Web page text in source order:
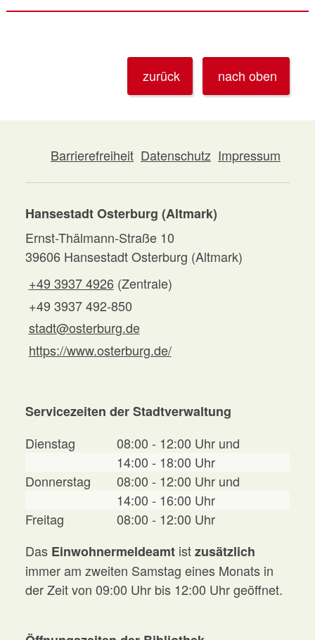
zurück nach oben
Barrierefreiheit Datenschutz Impressum
Hansestadt Osterburg (Altmark)
Ernst-Thälmann-Straße 10
39606 Hansestadt Osterburg (Altmark)
+49 3937 4926 (Zentrale)
+49 3937 492-850
stadt@osterburg.de
https://www.osterburg.de/
Servicezeiten der Stadtverwaltung
Dienstag
08:00 - 12:00 Uhr und
14:00 - 18:00 Uhr
Donnerstag
08:00 - 12:00 Uhr und
14:00 - 16:00 Uhr
Freitag
08:00 - 12:00 Uhr
Das Einwohnermeldeamt istzusätzlich
immer am zweiten Samstag eines Monats in
der Zeit von 09:00 Uhr bis 12:00 Uhr geöffnet.